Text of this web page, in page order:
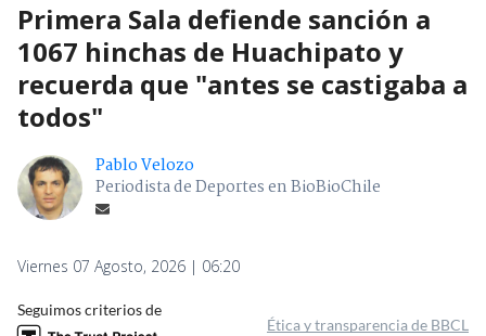
Primera Sala defiende sanción a
1067 hinchas de Huachipato y
recuerda que "antes se castigaba a
todos"
Pablo Velozo
Periodista de Deportes en BioBioChile
Viernes 07 Agosto, 2026 | 06:20
Seguimos criterios de
Ética y transparencia de BBCL